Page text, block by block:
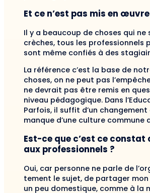
Et ce n’est pas mis en
Il y a beaucoup de choses qui
crèches, tous les professionnels
sont même confiés à des
La référence c’est la base de
choses, on ne peut pas
ne devrait pas être remis en
niveau pédagogique. Dans
Parfois, il suffit d’un
manque d’une culture
Est-ce que c’est ce
aux professionnels ?
Oui, car personne ne parle de
tement le sujet, de partager
un peu domestique, comme à la